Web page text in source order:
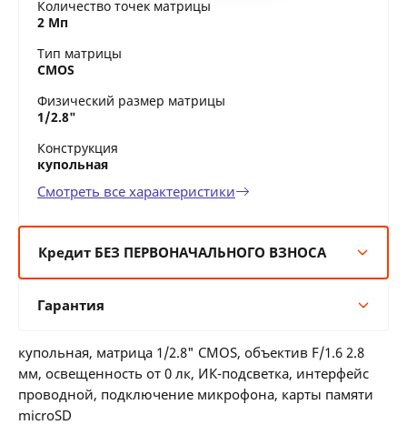
Количество точек матрицы
2 Мп
Тип матрицы
CMOS
Физический размер матрицы
1/2.8"
Конструкция
купольная
Смотреть все характеристики
Кредит БЕЗ ПЕРВОНАЧАЛЬНОГО ВЗНОСА
12 мес:44 BYN/мес
36 мес: 18 BYN/мес
Гарантия
36 месяцев официальной гарантии от
производителя
купольная, матрица 1/2.8" CMOS, объектив F/1.6 2.8
мм, освещенность от 0 лк, ИК-подсветка, интерфейс
проводной, подключение микрофона, карты памяти
microSD